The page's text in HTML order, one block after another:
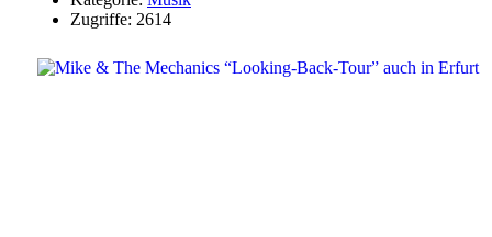
Zugriffe: 2614